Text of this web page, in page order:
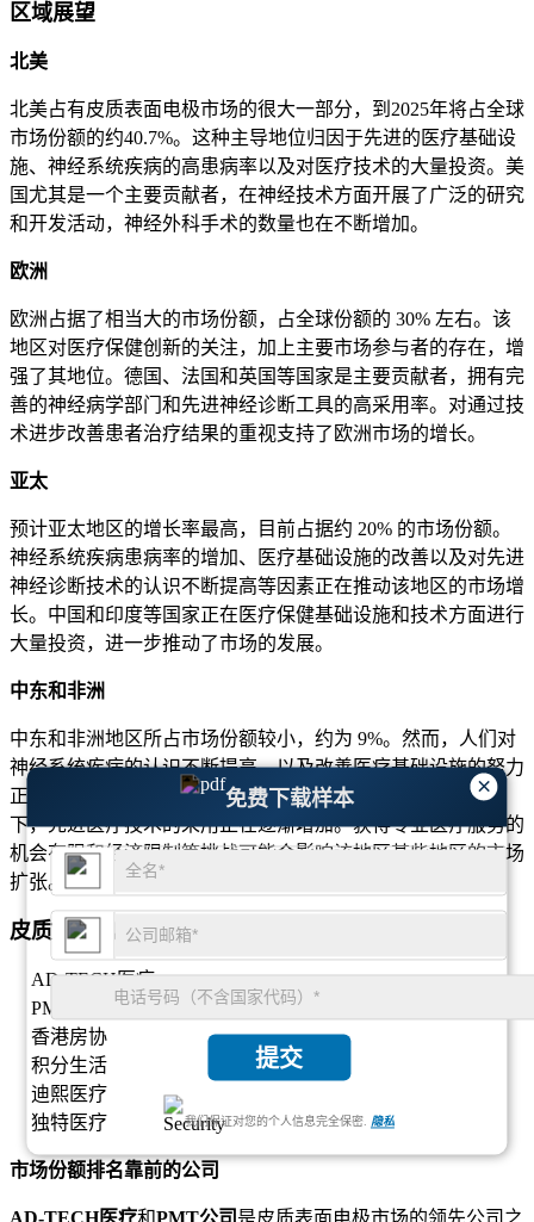
×
免费下载样本
提交
我们保证对您的个人信息完全保密. 隐私
区域展望
北美
北美占有皮质表面电极市场的很大一部分，到2025年将占全球
市场份额的约40.7%。这种主导地位归因于先进的医疗基础设
施、神经系统疾病的高患病率以及对医疗技术的大量投资。美
国尤其是一个主要贡献者，在神经技术方面开展了广泛的研究
和开发活动，神经外科手术的数量也在不断增加。
欧洲
欧洲占据了相当大的市场份额，占全球份额的 30% 左右。该
地区对医疗保健创新的关注，加上主要市场参与者的存在，增
强了其地位。德国、法国和英国等国家是主要贡献者，拥有完
善的神经病学部门和先进神经诊断工具的高采用率。对通过技
术进步改善患者治疗结果的重视支持了欧洲市场的增长。
亚太
预计亚太地区的增长率最高，目前占据约 20% 的市场份额。
神经系统疾病患病率的增加、医疗基础设施的改善以及对先进
神经诊断技术的认识不断提高等因素正在推动该地区的市场增
长。中国和印度等国家正在医疗保健基础设施和技术方面进行
大量投资，进一步推动了市场的发展。
中东和非洲
中东和非洲地区所占市场份额较小，约为 9%。然而，人们对
神经系统疾病的认识不断提高，以及改善医疗基础设施的努力
正在促进市场增长。在政府举措和医疗保健领域投资的支持
下，先进医疗技术的采用正在逐渐增加。获得专业医疗服务的
机会有限和经济限制等挑战可能会影响该地区某些地区的市场
扩张。
皮质表面电极市场主要公司名单
AD-TECH医疗
PMT公司
香港房协
积分生活
迪熙医疗
独特医疗
市场份额排名靠前的公司